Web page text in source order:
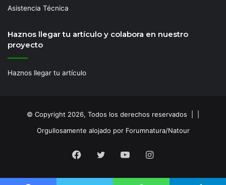
Asistencia Técnica
Haznos llegar tu artículo y colabora en nuestro
proyecto
Haznos llegar tu artículo
© Copyright 2026, Todos los derechos reservados | |
Orgullosamente alojado por Forumnatura/Natour
Facebook
TwitterYouTubeInstagram